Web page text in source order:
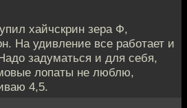
хайчскрин зера Ф,
На удивление все работает и
задуматься и для себя,
лопаты не люблю,
4,5.